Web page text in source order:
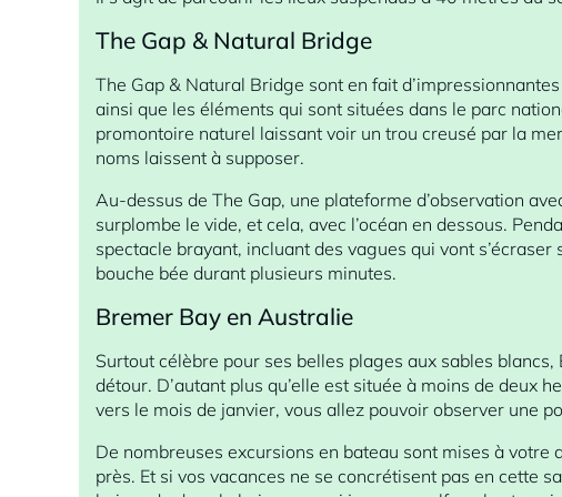
The Gap & Natural Bridge
The Gap & Natural Bridge sont en fait
ainsi que les éléments qui sont situées dans le parc
promontoire naturel laissant voir un trou creusé par la
noms laissent à supposer.
Au-dessus de The Gap, une plateforme d’observation
surplombe le vide, et cela, avec l’océan en dessous.
spectacle brayant, incluant des vagues qui vont
bouche bée durant plusieurs minutes.
Bremer Bay en Australie
Surtout célèbre pour ses belles plages aux sables
détour. D’autant plus qu’elle est située à moins de deux
vers le mois de janvier, vous allez pouvoir observer une
De nombreuses excursions en bateau sont mises à
près. Et si vos vacances ne se concrétisent pas en cette